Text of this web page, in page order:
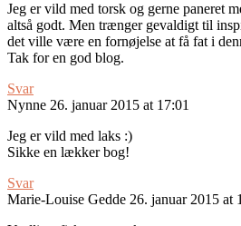
Jeg er vild med torsk og gerne paneret
altså godt. Men trænger gevaldigt til
det ville være en fornøjelse at få fat i
Tak for en god blog.
Svar
Nynne 26. januar 2015 at 17:01
Jeg er vild med laks :)
Sikke en lækker bog!
Svar
Marie-Louise Gedde 26. januar 2015 at